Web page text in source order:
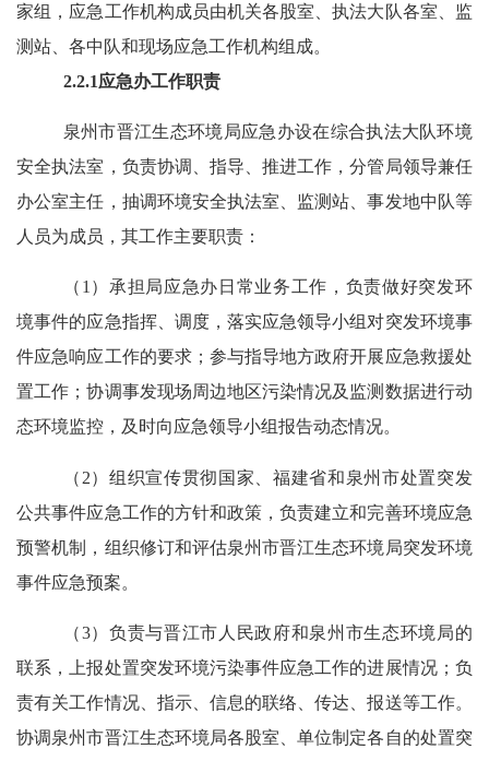
家组，应急工作机构成员由机关各股室、执法大队各室、监
测站、各中队和现场应急工作机构组成。
2.2.1应急办工作职责
泉州市晋江生态环境局应急办设在综合执法大队环境
安全执法室，负责协调、指导、推进工作，分管局领导兼任
办公室主任，抽调环境安全执法室、监测站、事发地中队等
人员为成员，其工作主要职责：
（ 1）承担局应急办日常业务工作，负责做好突发环
境事件的应急指挥、调度，落实应急领导小组对突发环境事
件应急响应工作的要求；参与指导地方政府开展应急救援处
置工作；协调事发现场周边地区污染情况及监测数据进行动
态环境监控，及时向应急领导小组报告动态情况。
（ 2）组织宣传贯彻国家、福建省和泉州市处置突发
公共事件应急工作的方针和政策，负责建立和完善环境应急
预警机制，组织修订和评估泉州市晋江生态环境局突发环境
事件应急预案。
（3）负责与晋江市人民政府和泉州市生态环境局的
联系，上报处置突发环境污染事件应急工作的进展情况；负
责有关工作情况、指示、信息的联络、传达、报送等工作。
协调泉州市晋江生态环境局各股室、单位制定各自的处置突